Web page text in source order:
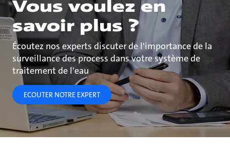
Vous voulez en
savoir plus ?
Écoutez nos experts discuter de l'importance de la
surveillance des process dans votre système de
traitement de l'eau
ECOUTER NOTRE EXPERT